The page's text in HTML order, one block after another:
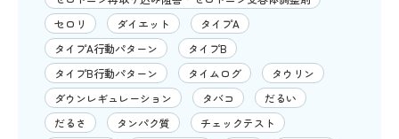
セロリ
ダイエット
タイプA
タイプA行動パターン
タイプB
タイプB行動パターン
タイムログ
タウリン
ダウンレギュレーション
タバコ
だるい
だるさ
タンパク質
チェックテスト